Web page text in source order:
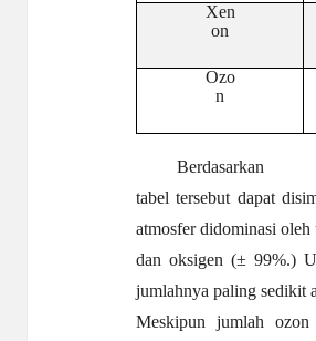
Xen
on
Ozo
n
Berdasarkan
tabel tersebut dapat
atmosfer didominasi oleh
dan oksigen (± 99%.)
jumlahnya paling sedikit
Meskipun jumlah ozon